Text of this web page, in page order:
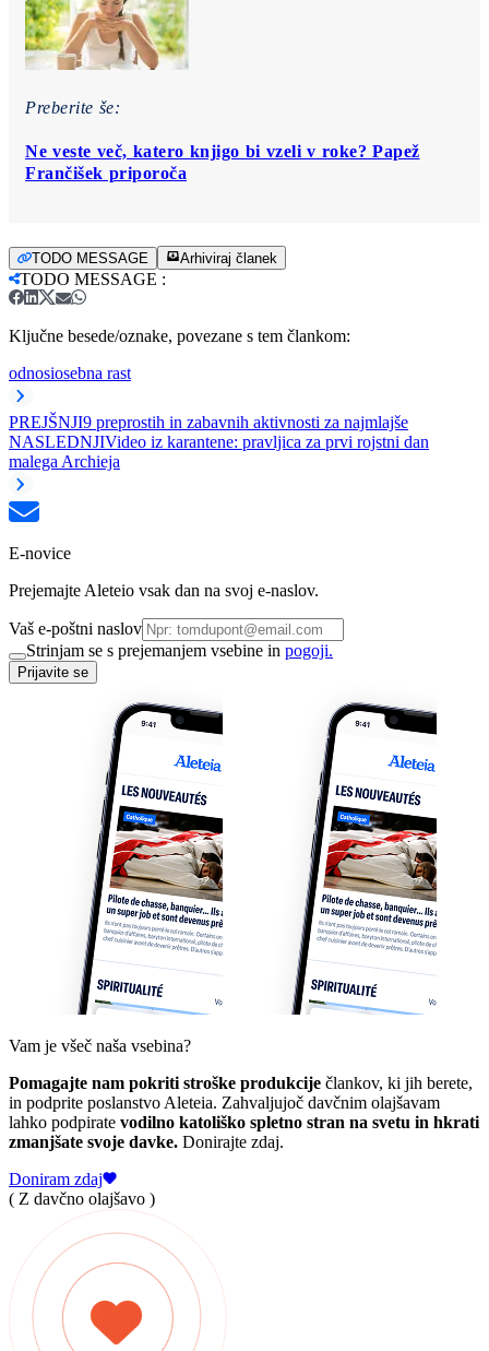
Preberite še:
Ne veste več, katero knjigo bi vzeli v roke? Papež
Frančišek priporoča
TODO MESSAGE Arhiviraj članek
TODO MESSAGE :
Ključne besede/oznake, povezane s tem člankom:
odnosiosebna rast
PREJŠNJI9 preprostih in zabavnih aktivnosti za najmlajše
NASLEDNJIVideo iz karantene: pravljica za prvi rojstni dan
malega Archieja
E-novice
Prejemajte Aleteio vsak dan na svoj e-naslov.
Vaš e-poštni naslov
Strinjam se s prejemanjem vsebine in pogoji.
Prijavite se
Vam je všeč naša vsebina?
Pomagajte nam pokriti stroške produkcije člankov, ki jih berete,
in podprite poslanstvo Aleteia. Zahvaljujoč davčnim olajšavam
lahko podpirate vodilno katoliško spletno stran na svetu in hkrati
zmanjšate svoje davke. Donirajte zdaj.
Doniram zdaj
( Z davčno olajšavo )